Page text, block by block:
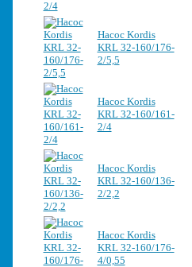
Насос Kordis
KRL 32-160/176-
2/5,5
Насос Kordis
KRL 32-160/161-
2/4
Насос Kordis
KRL 32-160/136-
2/2,2
Насос Kordis
KRL 32-160/176-
4/0,55